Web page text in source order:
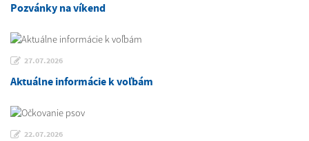
Pozvánky na víkend
27.07.2026
Aktuálne informácie k voľbám
22.07.2026